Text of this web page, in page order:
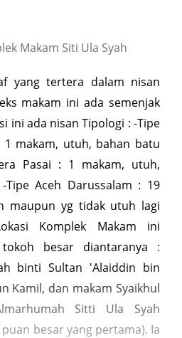
Makam Siti Ula Syah
yang tertera dalam nisan
makam ini ada semenjak
ini ada nisan Tipologi : -Tipe
1 makam, utuh, bahan batu
Pasai : 1 makam, utuh,
Aceh Darussalam : 19
maupun yg tidak utuh lagi
Komplek Makam ini
besar diantaranya :
binti Sultan 'Alaiddin bin
Kamil, dan makam Syaikhul
Sitti Ula Syah
besar yang pertama). Ia